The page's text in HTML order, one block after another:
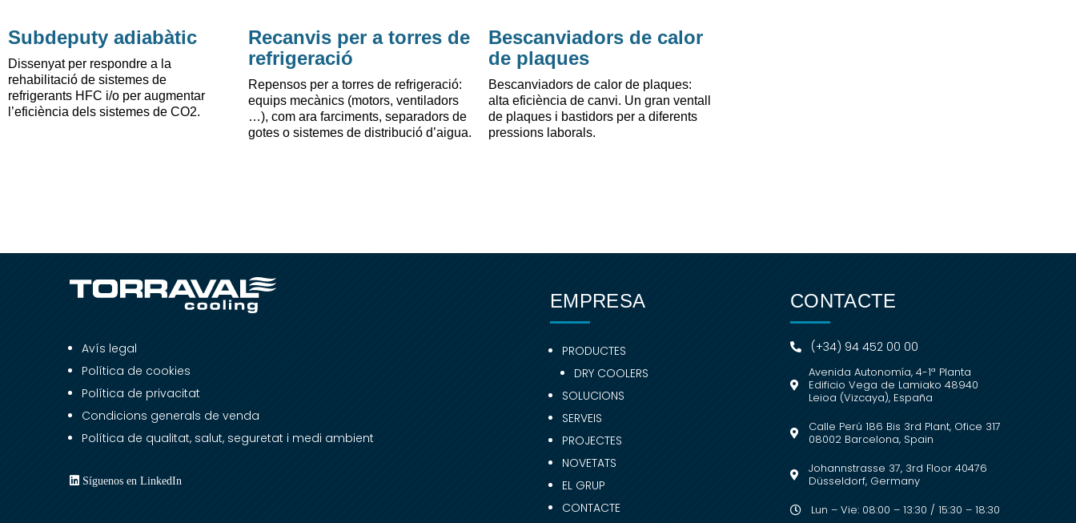
Subdeputy adiabàtic
Dissenyat per respondre a la
rehabilitació de sistemes de
refrigerants HFC i/o per augmentar
l’eficiència dels sistemes de CO2.
Recanvis per a torres de
refrigeració
Repensos per a torres de refrigeració:
equips mecànics (motors, ventiladors
…), com ara farciments, separadors de
gotes o sistemes de distribució d’aigua.
Bescanviadors de calor
de plaques
Bescanviadors de calor de plaques:
alta eficiència de canvi. Un gran ventall
de plaques i bastidors per a diferents
pressions laborals.
Avís legal
Política de cookies
Política de privacitat
Condicions generals de venda
Política de qualitat, salut, seguretat i medi ambient
Síguenos en LinkedIn
EMPRESA
PRODUCTES
DRY COOLERS
SOLUCIONS
SERVEIS
PROJECTES
NOVETATS
EL GRUP
CONTACTE
CONTACTE
(+34) 94 452 00 00
Avenida Autonomía, 4-1ª Planta
Edificio Vega de Lamiako 48940
Leioa (Vizcaya), España
Calle Perú 186 Bis 3rd Plant, Ofice 317
08002 Barcelona, Spain
Johannstrasse 37, 3rd Floor 40476
Düsseldorf, Germany
Lun – Vie: 08:00 – 13:30 / 15:30 – 18:30